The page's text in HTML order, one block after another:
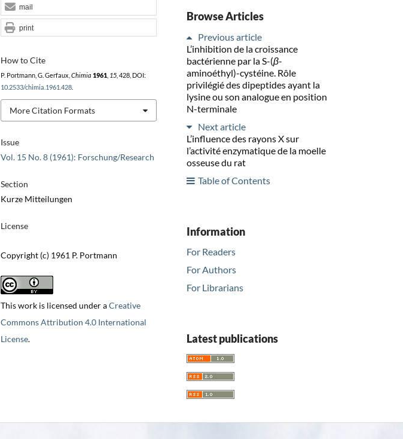
Issue
Vol. 15 No. 8 (1961): Forschung/Research
Section
Kurze Mitteilungen
License
Copyright (c) 1961 P. Portmann
This work is licensed under aCreative
Commons Attribution 4.0 International
License.
How to Cite
P. Portmann, G. Gerfaux, Chimia 1961, 15, 428, DOI:
10.2533/chimia.1961.428.
More Citation Formats
mail
print
Browse Articles
Previous article
L’inhibition de la croissance
bactérienne par la S-(β-
aminoéthyl)-cystéine. Rôle
privilégié des dipeptides ayant la
lysine ou son analogue en position
N-terminale
Next article
L’influence des rayons X sur
l’activité enzymatique de la moelle
osseuse du rat
Table of Contents
Information
For Readers
For Authors
For Librarians
Latest publications